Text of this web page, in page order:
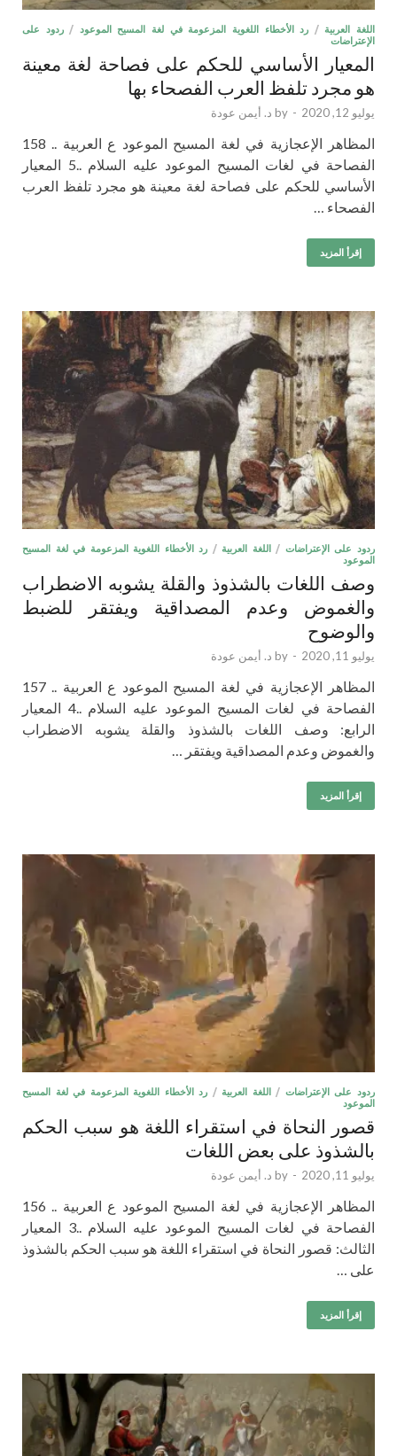
اللغة العربية/ رد الأخطاء اللغوية المزعومة في لغة المسيح الموعود /ردود على
الإعتراضات
المعيار الأساسي للحكم على فصاحة لغة معينة
هو مجرد تلفظ العرب الفصحاء بها
يوليو 12, 2020 -
by د. أيمن عودة
المظاهر الإعجازية في لغة المسيح الموعود ع العربية .. 158
الفصاحة في لغات المسيح الموعود عليه السلام ..5 المعيار
الأساسي للحكم على فصاحة لغة معينة هو مجرد تلفظ العرب
الفصحاء …
إقرأ المزيد
ردود على الإعتراضات / اللغة العربية/ رد الأخطاء اللغوية المزعومة في لغة المسيح
الموعود
وصف اللغات بالشذوذ والقلة يشوبه الاضطراب
والغموض وعدم المصداقية ويفتقر للضبط
والوضوح
يوليو 11, 2020 -
by د. أيمن عودة
المظاهر الإعجازية في لغة المسيح الموعود ع العربية .. 157
الفصاحة في لغات المسيح الموعود عليه السلام ..4 المعيار
الرابع: وصف اللغات بالشذوذ والقلة يشوبه الاضطراب
والغموض وعدم المصداقية ويفتقر …
إقرأ المزيد
ردود على الإعتراضات / اللغة العربية/ رد الأخطاء اللغوية المزعومة في لغة المسيح
الموعود
قصور النحاة في استقراء اللغة هو سبب الحكم
بالشذوذ على بعض اللغات
يوليو 11, 2020 -
by د. أيمن عودة
المظاهر الإعجازية في لغة المسيح الموعود ع العربية .. 156
الفصاحة في لغات المسيح الموعود عليه السلام ..3 المعيار
الثالث: قصور النحاة في استقراء اللغة هو سبب الحكم بالشذوذ
على …
إقرأ المزيد